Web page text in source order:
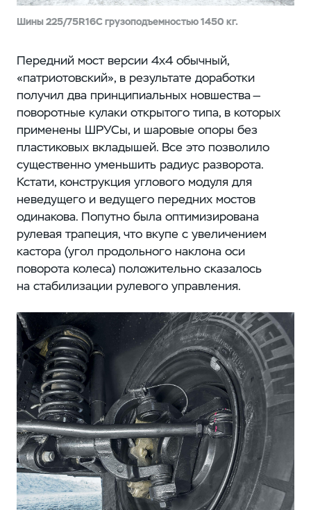
Шины 225/75R16C грузоподъемностью 1450 кг.
Передний мост версии 4х4 обычный,
«патриотовский», в результате доработки
получил два принципиальных новшества —
поворотные кулаки открытого типа, в которых
применены ШРУСы, и шаровые опоры без
пластиковых вкладышей. Все это позволило
существенно уменьшить радиус разворота.
Кстати, конструкция углового модуля для
неведущего и ведущего передних мостов
одинакова. Попутно была оптимизирована
рулевая трапеция, что вкупе с увеличением
кастора (угол продольного наклона оси
поворота колеса) положительно сказалось
на стабилизации рулевого управления.